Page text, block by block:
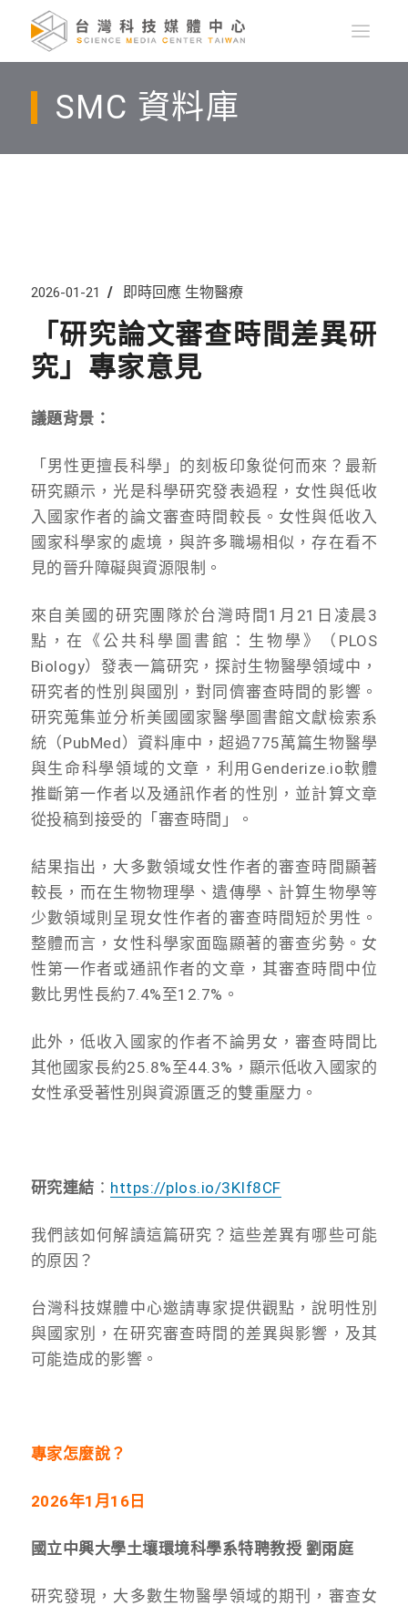
SMC 資料庫
2026-01-21 即時回應 生物醫療
「研究論文審查時間差異研
究」專家意見
議題背景：
「男性更擅長科學」的刻板印象從何而來？最新
研究顯示，光是科學研究發表過程，女性與低收
入國家作者的論文審查時間較長。女性與低收入
國家科學家的處境，與許多職場相似，存在看不
見的晉升障礙與資源限制。
來自美國的研究團隊於台灣時間1月21日凌晨3
點，在《公共科學圖書館：生物學》（PLOS
Biology）發表一篇研究，探討生物醫學領域中，
研究者的性別與國別，對同儕審查時間的影響。
研究蒐集並分析美國國家醫學圖書館文獻檢索系
統（PubMed）資料庫中，超過775萬篇生物醫學
與生命科學領域的文章，利用Genderize.io軟體
推斷第一作者以及通訊作者的性別，並計算文章
從投稿到接受的「審查時間」。
結果指出，大多數領域女性作者的審查時間顯著
較長，而在生物物理學、遺傳學、計算生物學等
少數領域則呈現女性作者的審查時間短於男性。
整體而言，女性科學家面臨顯著的審查劣勢。女
性第一作者或通訊作者的文章，其審查時間中位
數比男性長約7.4%至12.7%。
此外，低收入國家的作者不論男女，審查時間比
其他國家長約25.8%至44.3%，顯示低收入國家的
女性承受著性別與資源匱乏的雙重壓力。
研究連結 ： https://plos.io/3KIf8CF
我們該如何解讀這篇研究？ 這些差異有哪些可能
的原因？
台灣科技媒體中心邀請專家提供觀點，說明性別
與國家別，在研究審查時間的差異與影響，及其
可能造成的影響。
專家怎麼說？
2026年1月16日
國立中興大學土壤環境科學系特聘教授 劉雨庭
研究發現，大多數生物醫學領域的期刊，審查女